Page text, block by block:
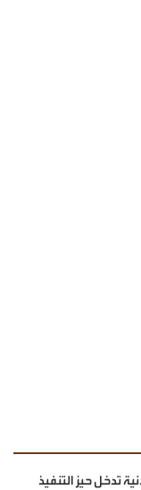
تدخل حيز التنفيذ